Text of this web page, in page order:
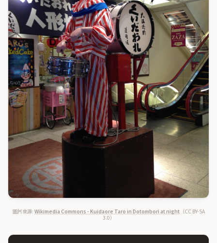
圖片來源: Wikimedia Commons - Kuidaore Taro in Dotombori at night（CC BY-SA
3.0）